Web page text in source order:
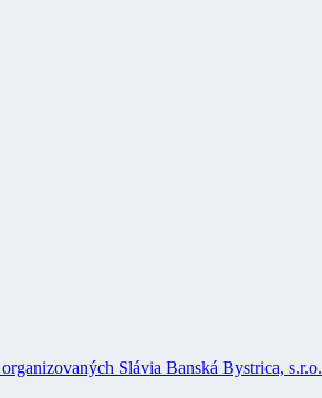
Slávia Banská Bystrica, s.r.o.